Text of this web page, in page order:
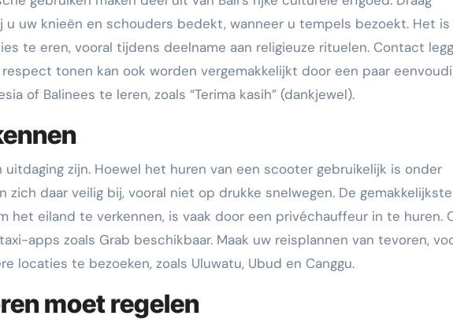
u uw knieën en schouders bedekt, wanneer u tempels bezoekt. Het is
te eren, vooral tijdens deelname aan religieuze rituelen. Contact
tonen kan ook worden vergemakkelijkt door een paar
of Balinees te leren, zoals “Terima kasih” (dankjewel).
uitdaging zijn. Hoewel het huren van een scooter gebruikelijk is onder
zich daar veilig bij, vooral niet op drukke snelwegen. De
het eiland te verkennen, is vaak door een privéchauffeur in te huren.
apps zoals Grab beschikbaar. Maak uw reisplannen van tevoren,
locaties te bezoeken, zoals Uluwatu, Ubud en Canggu.
moet regelen